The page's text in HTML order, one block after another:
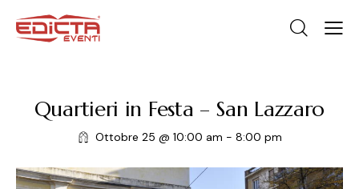
Quartieri in Festa – San Lazzaro
Ottobre 25 @ 10:00 am - 8:00 pm